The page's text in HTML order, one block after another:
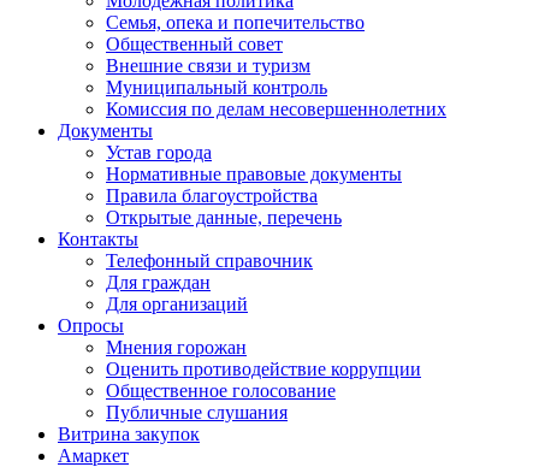
Семья, опека и попечительство
Общественный совет
Внешние связи и туризм
Муниципальный контроль
Комиссия по делам несовершеннолетних
Документы
Устав города
Нормативные правовые документы
Правила благоустройства
Открытые данные, перечень
Контакты
Телефонный справочник
Для граждан
Для организаций
Опросы
Мнения горожан
Оценить противодействие коррупции
Общественное голосование
Публичные слушания
Витрина закупок
Амаркет